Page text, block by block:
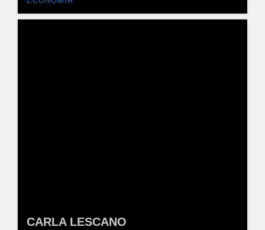
CARLA LESCANO